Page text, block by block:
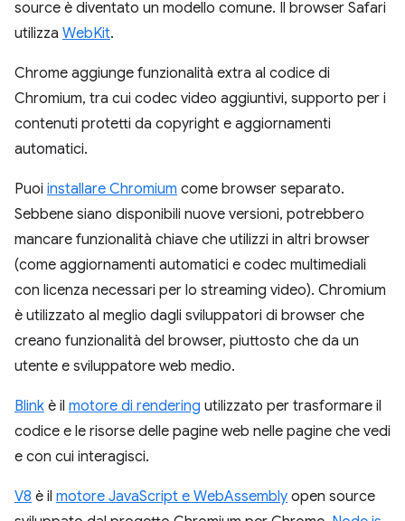
source è diventato un modello comune. Il browser Safari
utilizza WebKit.
Chrome aggiunge funzionalità extra al codice di
Chromium, tra cui codec video aggiuntivi, supporto per i
contenuti protetti da copyright e aggiornamenti
automatici.
Puoi installare Chromium come browser separato.
Sebbene siano disponibili nuove versioni, potrebbero
mancare funzionalità chiave che utilizzi in altri browser
(come aggiornamenti automatici e codec multimediali
con licenza necessari per lo streaming video). Chromium
è utilizzato al meglio dagli sviluppatori di browser che
creano funzionalità del browser, piuttosto che da un
utente e sviluppatore web medio.
Blink è il motore di rendering utilizzato per trasformare il
codice e le risorse delle pagine web nelle pagine che vedi
e con cui interagisci.
V8 è il motore JavaScript e WebAssembly open source